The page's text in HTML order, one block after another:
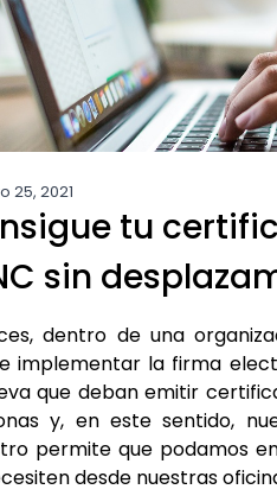
25, 2021
tu
sin
dentro de una
implementar la firma
que deban emitir
y, en este sentido,
permite que podamos
desde nuestras